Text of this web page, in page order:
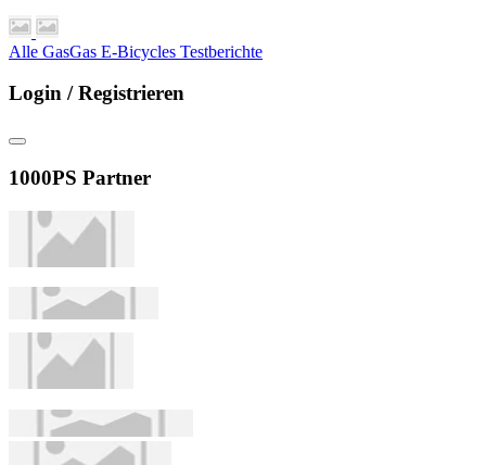
Alle GasGas E-Bicycles Testberichte
Login / Registrieren
1000PS Partner